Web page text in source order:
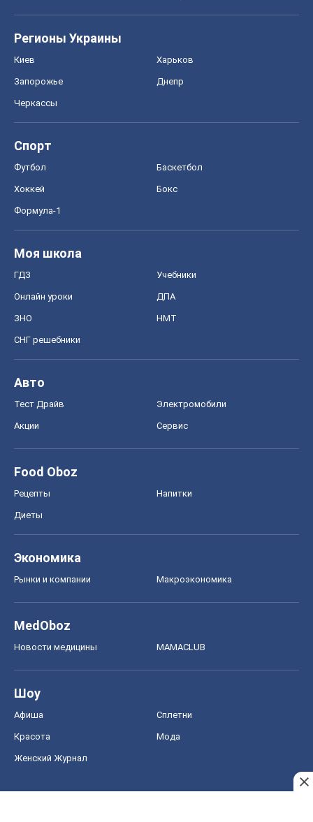
Регионы Украины
Киев Харьков
Запорожье Днепр
Черкассы
Спорт
Футбол Баскетбол
Хоккей Бокс
Формула-1
Моя школа
ГДЗ Учебники
Онлайн уроки ДПА
ЗНО НМТ
СНГ решебники
Авто
Тест Драйв Электромобили
Акции Сервис
Food Oboz
Рецепты Напитки
Диеты
Экономика
Рынки и компании Mакроэкономика
MedOboz
Новости медицины MAMACLUB
Шоу
Афиша Сплетни
Красота Мода
Женский Журнал